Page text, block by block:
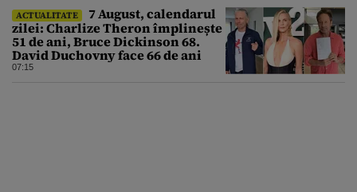
ACTUALITATE
7 August, calendarul
zilei: Charlize Theron împlinește
51 de ani, Bruce Dickinson 68.
David Duchovny face 66 de ani
07:15